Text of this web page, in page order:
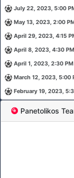
July 22, 2023, 5:00
May 13, 2023, 2:00 PM
April 29, 2023, 4:15
April 8, 2023, 4:30 PM
April 1, 2023, 2:30 PM
March 12, 2023, 5:00
February 19, 2023,
Panetolikos